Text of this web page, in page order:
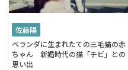
佐藤陽
ベランダに生まれたての三毛猫の赤
ちゃん 新婚時代の猫「チビ」との
思い出